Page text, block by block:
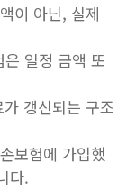
이 아닌, 실제
일정 금액 또
갱신되는 구조
보험에 가입했
다.